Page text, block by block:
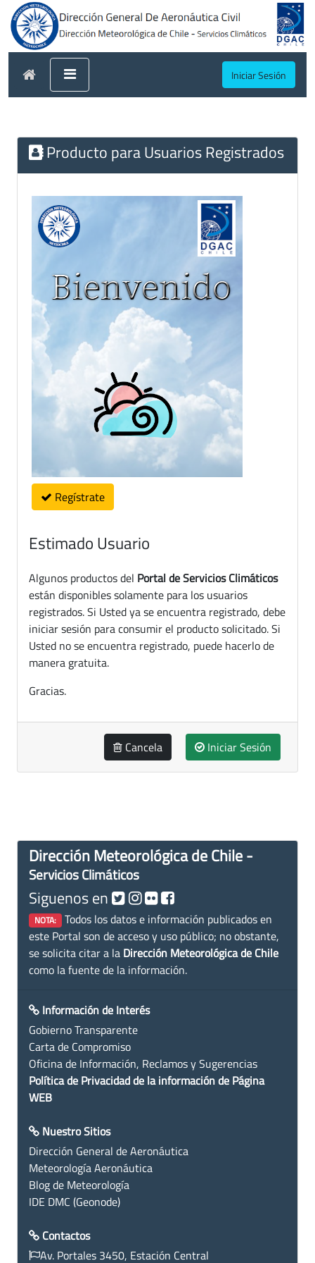
Iniciar Sesión
Producto para Usuarios Registrados
Regístrate
Estimado Usuario
Algunos productos del Portal de Servicios Climáticos
están disponibles solamente para los usuarios
registrados. Si Usted ya se encuentra registrado, debe
iniciar sesión para consumir el producto solicitado. Si
Usted no se encuentra registrado, puede hacerlo de
manera gratuita.
Gracias.
Cancela Iniciar Sesión
Dirección Meteorológica de Chile -
Servicios Climáticos
Siguenos en
NOTA: Todos los datos e información publicados en
este Portal son de acceso y uso público; no obstante,
se solicita citar a la Dirección Meteorológica de Chile
como la fuente de la información.
Información de Interés
Gobierno Transparente
Carta de Compromiso
Oficina de Información, Reclamos y Sugerencias
Política de Privacidad de la información de Página
WEB
Nuestro Sitios
Dirección General de Aeronáutica
Meteorología Aeronáutica
Blog de Meteorología
IDE DMC (Geonode)
Contactos
Av. Portales 3450, Estación Central